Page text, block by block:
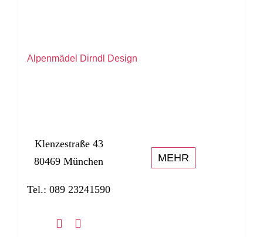
Alpenmädel Dirndl Design
Klenzestraße 43
80469 München
Tel.: 089 23241590
MEHR